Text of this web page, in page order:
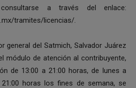
a través del enlace:
tramites/licencias/.
general del Satmich, Salvador Juárez
módulo de atención al contribuyente,
de 13:00 a 21:00 horas, de lunes a
horas los fines de semana, se